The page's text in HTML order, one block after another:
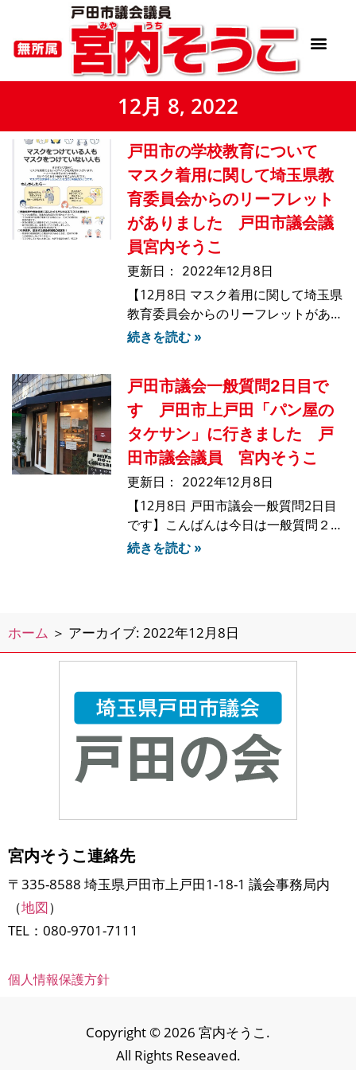
12月 8, 2022
戸田市の学校教育について
マスク着用に関して埼玉県教
育委員会からのリーフレット
がありました 戸田市議会議
員宮内そうこ
2022年12月8日
【12月8日 マスク着用に関して埼玉県
教育委員会からのリーフレットがあり
ました】そこには「マスクでの差別を
な理由からマスクを着用できない人や
マスクを外せない人、逆の立場の人た
ちが、お互いに尊重し
続きを読む »
戸田市議会一般質問2日目で
す 戸田市上戸田「パン屋の
タケサン」に行きました 戸
田市議会議員 宮内そうこ
2022年12月8日
【12月8日 戸田市議会一般質問2日目
です】こんばんは今日は一般質問２日
目となりました。自分自身の一般質問
の地域移行について
続きを読む »
ホーム ＞ アーカイブ: 2022年12月8日
宮内そうこ連絡先
〒335-8588 埼玉県戸田市上戸田1-18-1 議会事務局内
（地図）
TEL：080-9701-7111
個人情報保護方針
Copyright © 2026 宮内そうこ.
All Rights Reseaved.